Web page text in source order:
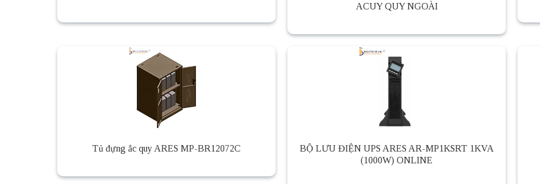
ACUY QUY NGOÀI
Tủ đựng ắc quy ARES MP-BR12072C
BỘ LƯU ĐIỆN UPS ARES AR-MP1KSRT 1KVA
(1000W) ONLINE